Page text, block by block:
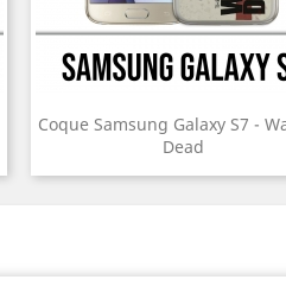
Coque Samsung Galaxy S7 -
Dead